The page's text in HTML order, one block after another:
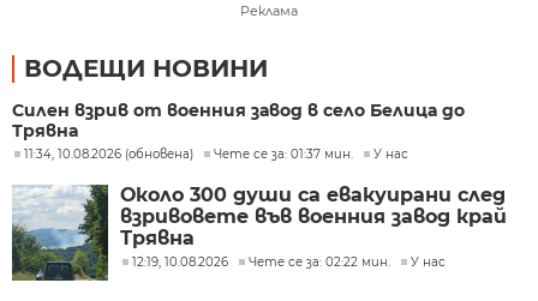
Реклама
ВОДЕЩИ НОВИНИ
Силен взрив от военния завод в село Белица до
Трявна
11:34, 10.08.2026 (обновена) Чете се за: 01:37 мин. У нас
Около 300 души са евакуирани след
взривовете във военния завод край
Трявна
12:19, 10.08.2026 Чете се за: 02:22 мин. У нас